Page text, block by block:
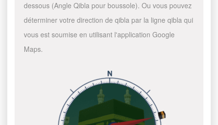
dessous (Angle Qibla pour boussole). Ou vous pouvez
déterminer votre direction de qibla par la ligne qibla qui
vous est soumise en utilisant l'application Google
Maps.